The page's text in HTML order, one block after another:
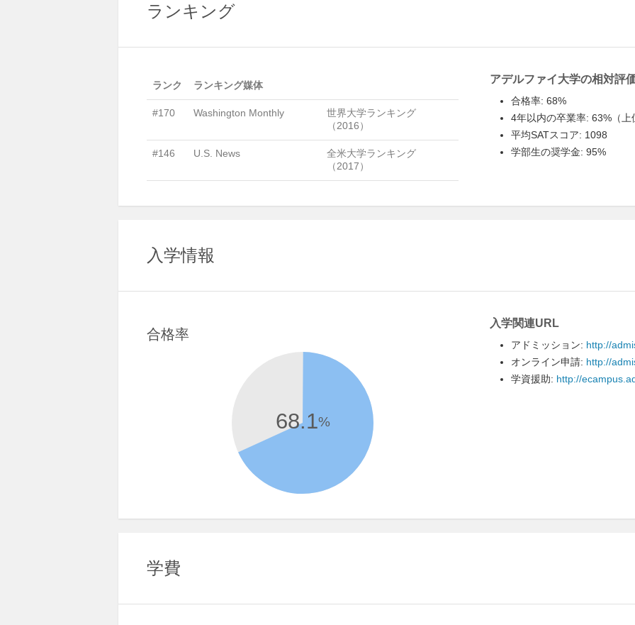
ランキング
ランク ランキング媒体
#170 Washington Monthly
世界大学ランキング
（2016）
#146 U.S. News
全米大学ランキング
（2017）
アデルファイ大学の相対評
合格率: 68%
4年以内の卒業率: 63%（上
平均SATスコア: 1098
学部生の奨学金: 95%
入学情報
合格率
68.1%
入学関連URL
アドミッション: http://
オンライン申請: http://
学資援助: http://
学費